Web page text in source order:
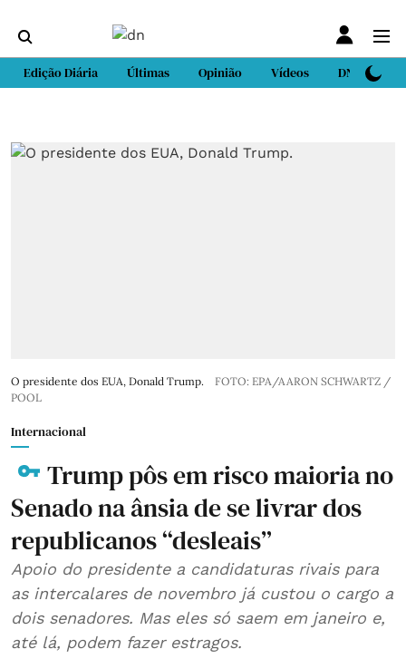
Edição Diária Últimas Opinião Vídeos DN Sport
O presidente dos EUA, Donald Trump.
FOTO: EPA/AARON SCHWARTZ /
POOL
Internacional
Trump pôs em risco maioria no
Senado na ânsia de se livrar dos
republicanos “desleais”
Apoio do presidente a candidaturas rivais para
as intercalares de novembro já custou o cargo a
dois senadores. Mas eles só saem em janeiro e,
até lá, podem fazer estragos.